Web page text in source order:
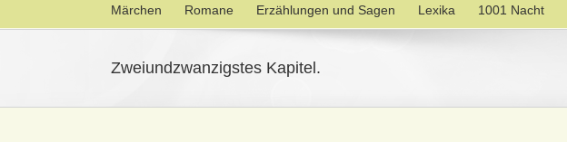
Märchen Romane Erzählungen und Sagen Lexika 1001 Nacht
Zweiundzwanzigstes Kapitel.